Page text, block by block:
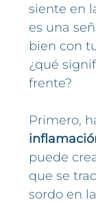
siente en
es una
bien con
¿qué
frente?
Primero,
puede
que se
sordo en